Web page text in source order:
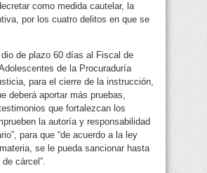
como medida cautelar, la
por los cuatro delitos en que se
dio de plazo 60 días al Fiscal de
de la Procuraduría
para el cierre de la instrucción,
deberá aportar más pruebas,
que fortalezcan los
la autoría y responsabilidad
para que “de acuerdo a la ley
se le pueda sancionar hasta
cárcel”.